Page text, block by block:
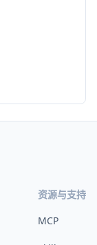
资源与支持
MCP